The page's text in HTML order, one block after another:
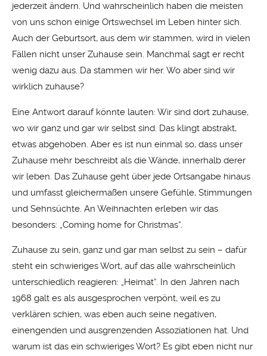
jederzeit ändern. Und wahrscheinlich haben die meisten
von uns schon einige Ortswechsel im Leben hinter sich.
Auch der Geburtsort, aus dem wir stammen, wird in vielen
Fällen nicht unser Zuhause sein. Manchmal sagt er recht
wenig dazu aus. Da stammen wir her. Wo aber sind wir
wirklich zuhause?
Eine Antwort darauf könnte lauten: Wir sind dort zuhause,
wo wir ganz und gar wir selbst sind. Das klingt abstrakt,
etwas abgehoben. Aber es ist nun einmal so, dass unser
Zuhause mehr beschreibt als die Wände, innerhalb derer
wir leben. Das Zuhause geht über jede Ortsangabe hinaus
und umfasst gleichermaßen unsere Gefühle, Stimmungen
und Sehnsüchte. An Weihnachten erleben wir das
besonders: „Coming home for Christmas“.
Zuhause zu sein, ganz und gar man selbst zu sein – dafür
steht ein schwieriges Wort, auf das alle wahrscheinlich
unterschiedlich reagieren: „Heimat“. In den Jahren nach
1968 galt es als ausgesprochen verpönt, weil es zu
verklären schien, was eben auch seine negativen,
einengenden und ausgrenzenden Assoziationen hat. Und
warum ist das ein schwieriges Wort? Es gibt eben nicht nur